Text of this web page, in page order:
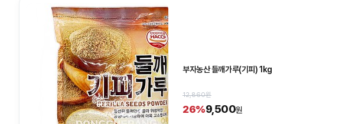
부자농산 들깨가루(기피) 1kg
12,860원
26%9,500원